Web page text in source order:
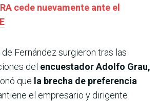
cede nuevamente ante el
Fernández surgieron tras las
del encuestador Adolfo Grau,
que la brecha de preferencia
el empresario y dirigente